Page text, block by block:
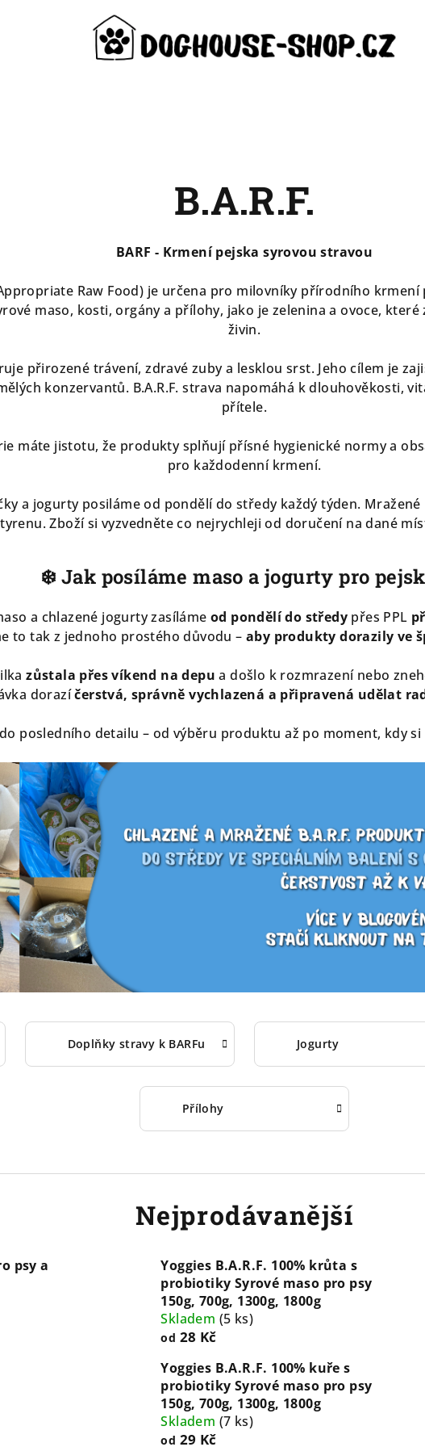
B.A.R.F.
BARF - Krmení pejska syrovou stravou
Raw Food) je určena pro milovníky přírodního
maso, kosti, orgány a přílohy, jako je zelenina a ovoce,
živin.
přirozené trávení, zdravé zuby a lesklou srst. Jeho cílem je
konzervantů. B.A.R.F. strava napomáhá k dlouhověkosti,
přítele.
máte jistotu, že produkty splňují přísné hygienické normy a
pro každodenní krmení.
a jogurty posiláme od pondělí do středy každý týden.
Zboží si vyzvedněte co nejrychleji od doručení na dané
❄️ Jak posíláme maso a jogurty pro
a chlazené jogurty zasíláme od pondělí do středy přes PPL
to tak z jednoho prostého důvodu – aby produkty dorazily ve
zůstala přes víkend na depu a došlo k rozmrazení nebo
dorazíčerstvá, správně vychlazená a připravená udělat
posledního detailu – od výběru produktu až po moment, kdy
Doplňky stravy k BARFu Jogurty
Přílohy
Nejprodávanější
psy a
Yoggies B.A.R.F. 100% krůta s
probiotiky Syrové maso pro psy
150g, 700g, 1300g, 1800g
Skladem (5 ks)
od 28 Kč
Yoggies B.A.R.F. 100% kuře s
probiotiky Syrové maso pro psy
150g, 700g, 1300g, 1800g
Skladem (7 ks)
od 29 Kč